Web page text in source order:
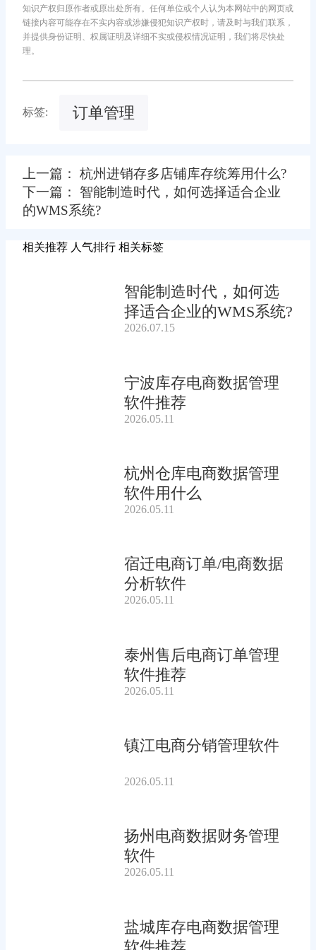
知识产权归原作者或原出处所有。任何单位或个人认为本网站中的网页或
链接内容可能存在不实内容或涉嫌侵犯知识产权时，请及时与我们联系，
并提供身份证明、权属证明及详细不实或侵权情况证明，我们将尽快处
理。
标签: 订单管理
上一篇： 杭州进销存多店铺库存统筹用什么?
下一篇： 智能制造时代，如何选择适合企业
的WMS系统?
相关推荐 人气排行 相关标签
智能制造时代，如何选
择适合企业的WMS系统?
2026.07.15
宁波库存电商数据管理
软件推荐
2026.05.11
杭州仓库电商数据管理
软件用什么
2026.05.11
宿迁电商订单/电商数据
分析软件
2026.05.11
泰州售后电商订单管理
软件推荐
2026.05.11
镇江电商分销管理软件
2026.05.11
扬州电商数据财务管理
软件
2026.05.11
盐城库存电商数据管理